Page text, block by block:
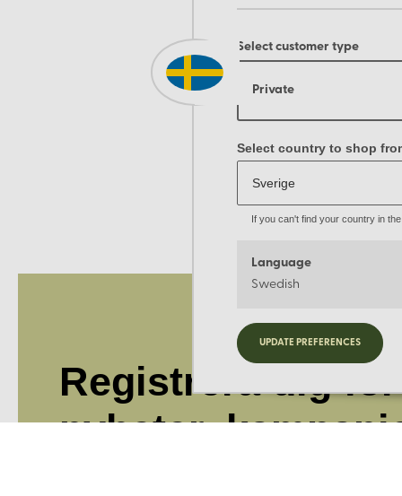
Select customer type
Private
Select country to shop
If you can't find your country in
Language
Swedish
UPDATE PREFERENCES
Registrera dig för
nyheter,